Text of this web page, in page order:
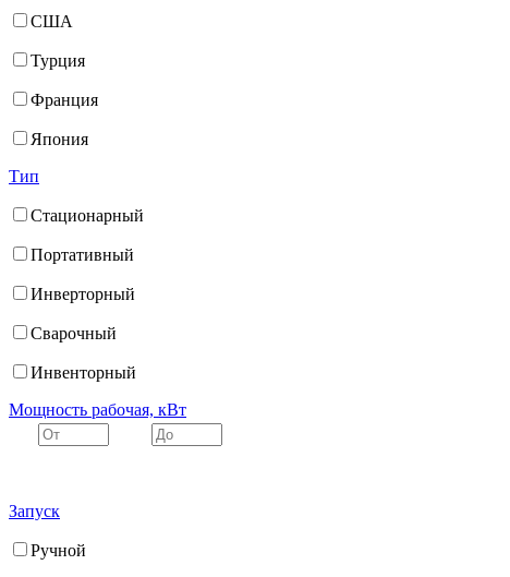
США
Турция
Франция
Япония
Тип
Стационарный
Портативный
Инверторный
Сварочный
Инвенторный
Мощность рабочая, кВт
Запуск
Ручной